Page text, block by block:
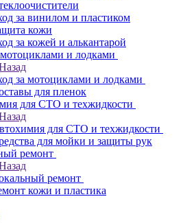
за винилом и пластиком
кожи
за кожей и алькантарой
мотоциклами и лодками
за мотоциклами и лодками
для пленок
для СТО и техжидкости
для СТО и техжидкости
для мойки и защиты рук
ремонт
ремонт
кожи и пластика